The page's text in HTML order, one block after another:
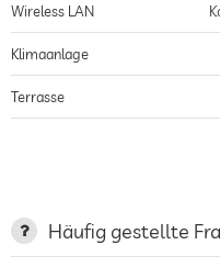
Wireless LAN
Klimaanlage
Terrasse
Sonnenliegen
Häufig gestellte